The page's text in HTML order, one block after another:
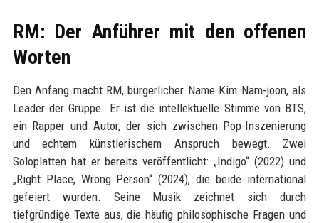
RM: Der Anführer mit den offenen
Worten
Den Anfang macht RM, bürgerlicher Name Kim Nam-joon, als
Leader der Gruppe. Er ist die intellektuelle Stimme von BTS,
ein Rapper und Autor, der sich zwischen Pop-Inszenierung
und echtem künstlerischem Anspruch bewegt. Zwei
Soloplatten hat er bereits veröffentlicht: „Indigo“ (2022) und
„Right Place, Wrong Person“ (2024), die beide international
gefeiert wurden. Seine Musik zeichnet sich durch
tiefgründige Texte aus, die häufig philosophische Fragen und